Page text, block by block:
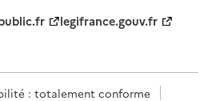
legifrance.gouv.fr
: totalement conforme